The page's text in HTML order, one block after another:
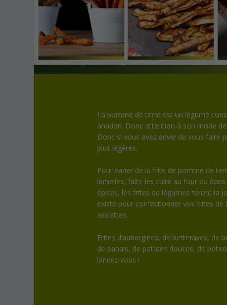
La pomme de terre est un légume
amidon. Donc attention à son mode
Donc si vous avez envie de vous faire
plus légères.
Pour varier de la frite de pomme de
lamelles, faîte les cuire au four ou
épices, les frites de légumes feront la
existe pour confectionner vos frites de
assiettes.
Frites d’aubergines, de betteraves,
de panais, de patates douces, de
lancez-vous !